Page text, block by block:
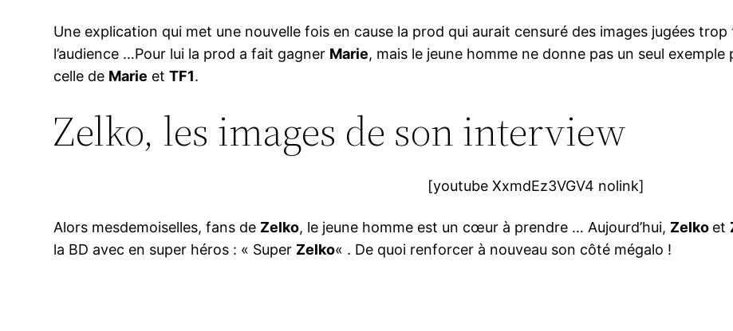
Une explication qui met une nouvelle fois en cause la prod qui aurait censuré des images jugées
l’audience …Pour lui la prod a fait gagner Marie, mais le jeune homme ne donne pas un seul
celle de Marie etTF1.
Zelko, les images de son interview
[youtube XxmdEz3VGV4 nolink]
Alors mesdemoiselles, fans de Zelko, le jeune homme est un cœur à prendre … Aujourd’hui, Zelko et
la BD avec en super héros : « Super Zelko« . De quoi renforcer à nouveau son côté mégalo !